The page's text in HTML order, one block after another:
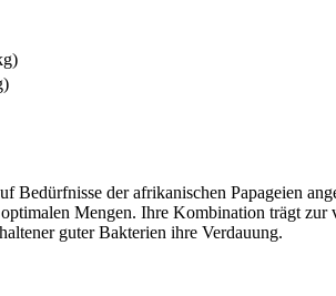
Bedürfnisse der afrikanischen Papageien
Mengen. Ihre Kombination trägt zur
guter Bakterien ihre Verdauung.